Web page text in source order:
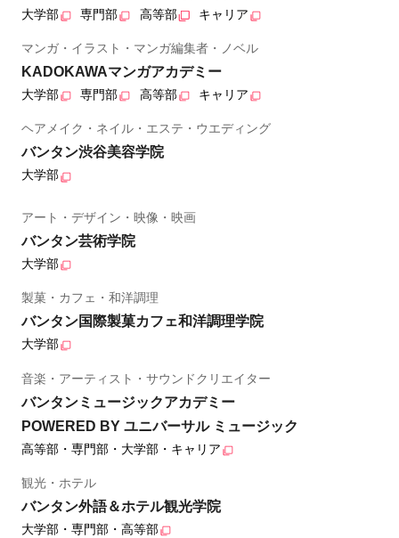
大学部 専門部 高等部 キャリア
マンガ・イラスト・マンガ編集者・ノベル
KADOKAWAマンガアカデミー
大学部 専門部 高等部 キャリア
ヘアメイク・ネイル・エステ・ウエディング
バンタン渋谷美容学院
大学部
アート・デザイン・映像・映画
バンタン芸術学院
大学部
製菓・カフェ・和洋調理
バンタン国際製菓カフェ和洋調理学院
大学部
音楽・アーティスト・サウンドクリエイター
バンタンミュージックアカデミー
POWERED BY ユニバーサル ミュージック
高等部・専門部・大学部・キャリア
観光・ホテル
バンタン外語＆ホテル観光学院
大学部・専門部・高等部